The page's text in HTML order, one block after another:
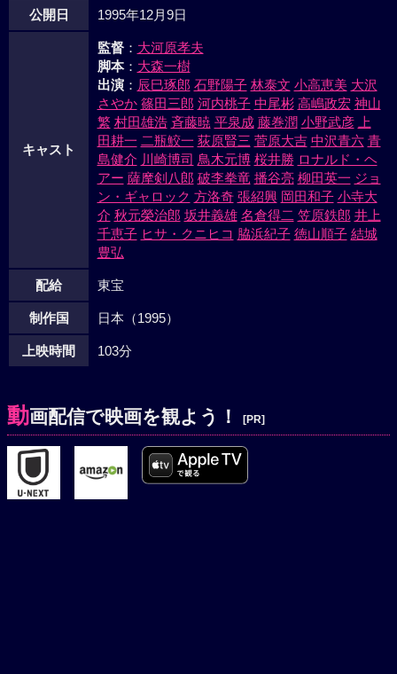
ロイアはジュニアのエネルギーを吸ってパワーアップした。
そこへゴジラが現れ、一旦はデストロイアを倒したかにみえ
たが、デストロイアは完全体へと変身し、さらに巨大化す
る。デストロイアはジュニアを倒し、ゴジラへと向かう。だ
が、最強の敵と目されたデストロイアも、ジュニアを殺され
たゴジラの怒りには勝てなかった。デストロイアを倒したゴ
ジラはジュニアの亡骸のそばに立つと、自衛隊の冷凍兵器攻
撃も空しく、ついにメルトダウンを始める。それが人々を恐
怖に陥れたゴジラの最期だった。しかし次の瞬間、もうもう
と立つ蒸気の中にすっくと立ち上がるゴジラジュニアの姿が
公開日 1995年12月9日
キャスト
監督： 大河原孝夫
脚本： 大森一樹
出演： 辰巳琢郎 石野陽子 林泰文 小高恵美 大沢
さやか 篠田三郎 河内桃子 中尾彬 高嶋政宏 神山
繁 村田雄浩 斉藤暁 平泉成 藤巻潤 小野武彦
上
田耕一 二瓶鮫一 荻原賢三 菅原大吉 中沢青六 青
島健介 川崎博司 鳥木元博 桜井勝 ロナルド・ヘ
アー 薩摩剣八郎 破李拳竜 播谷亮 柳田英一 ジョ
ン・ギャロック 方洛奇 張紹興 岡田和子 小寺大
介 秋元榮治郎 坂井義雄 名倉得二 笠原鉄郎 井上
千恵子 ヒサ・クニヒコ 脇浜紀子 徳山順子 結城
豊弘
配給 東宝
制作国 日本（1995）
上映時間 103分
動画配信で映画を観よう！ [PR]